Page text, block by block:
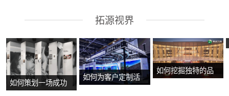
拓源视界
如何策划一场成功
如何为客户定制活
如何挖掘独特的品